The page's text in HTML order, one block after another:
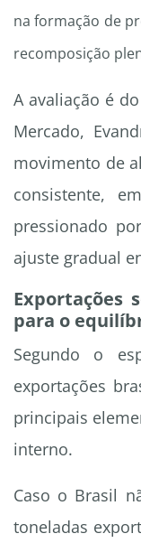
na formação de
recomposição
A avaliação é
Mercado,
movimento de
consistente,
pressionado
ajuste gradual
Exportações
para o
Segundo o
exportações
principais
interno.
Caso o Brasil
toneladas